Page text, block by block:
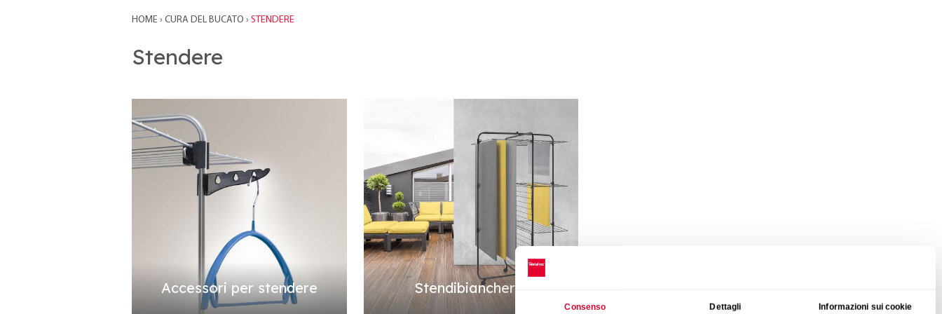
Consenso Dettagli Informazioni sui cookie
HOME › CURA DEL BUCATO › STENDERE
Stendere
Accessori per stendere Stendibiancheria